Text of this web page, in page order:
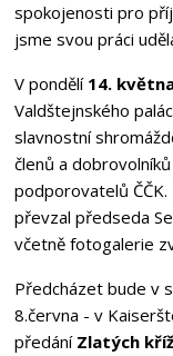
spokojenosti pro
jsme svou práci
V pondělí 14.
Valdštejnského
slavnostní
členů a dobrovolníků
podporovatelů
převzal předseda
včetně fotogalerie
Předcházet bude v
8.června - v
předání Zlatých